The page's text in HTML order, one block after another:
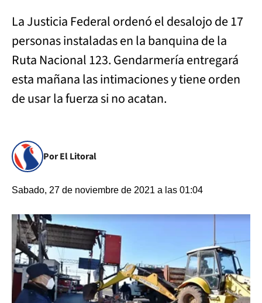
La Justicia Federal ordenó el desalojo de 17
personas instaladas en la banquina de la
Ruta Nacional 123. Gendarmería entregará
esta mañana las intimaciones y tiene orden
de usar la fuerza si no acatan.
Por El Litoral
Sabado, 27 de noviembre de 2021 a las 01:04